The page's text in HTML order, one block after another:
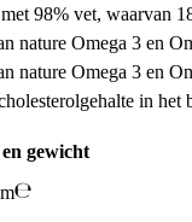
98% vet, waarvan
nature Omega 3 en
nature Omega 3 en
in het
gewicht